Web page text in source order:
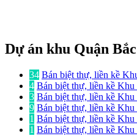
Dự án khu Quận
34 Bán biệt thự, liền kề
4 Bán biệt thự, liền kề
3 Bán biệt thự, liền kề Khu
9 Bán biệt thự, liền kề
1 Bán biệt thự, liền kề
1 Bán biệt thự, liền kề